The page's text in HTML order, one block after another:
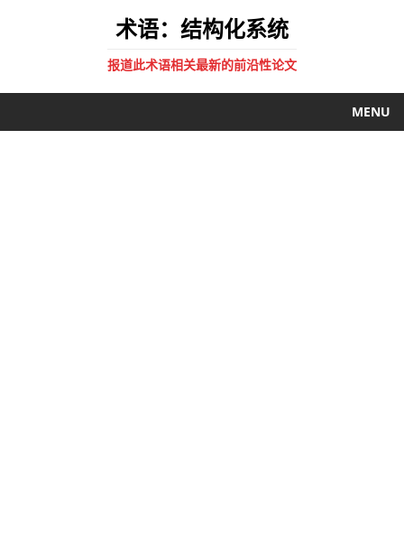
术语：结构化系统
报道此术语相关最新的前沿性论文
MENU